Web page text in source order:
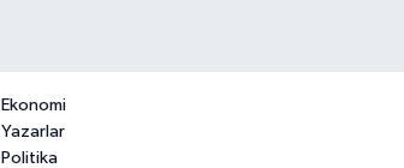
Ekonomi
Yazarlar
Politika